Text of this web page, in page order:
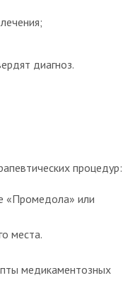
диагноз.
процедур:
«Промедола» или
места.
медикаментозных